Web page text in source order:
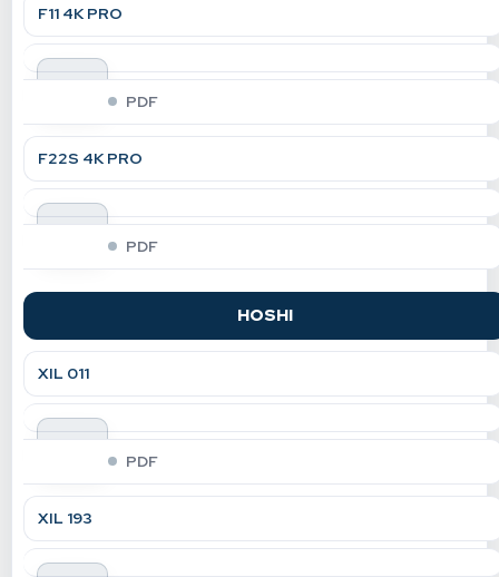
F11 4K PRO
indir
PDF
F22S 4K PRO
indir
PDF
HOSHI
XIL 011
indir
PDF
XIL 193